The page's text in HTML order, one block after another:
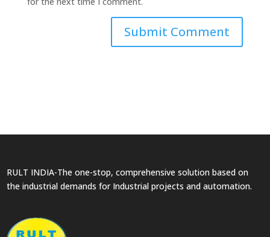
RULT INDIA-The one-stop, comprehensive solution based on
the industrial demands for Industrial projects and automation.